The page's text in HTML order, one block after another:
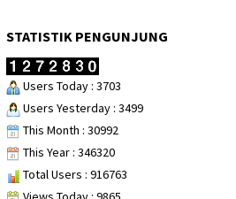
STATISTIK PENGUNJUNG
Users Today : 3703
Users Yesterday : 3499
This Month : 30992
This Year : 346320
Total Users : 916763